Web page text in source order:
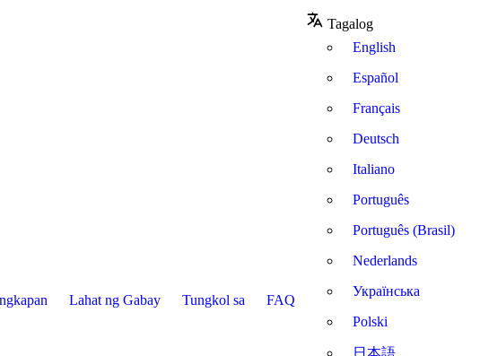
Lahat ng Gabay Tungkol sa FAQ
Tagalog
English
Español
Français
Deutsch
Italiano
Português
Português (Brasil)
Nederlands
Українська
Polski
日本語